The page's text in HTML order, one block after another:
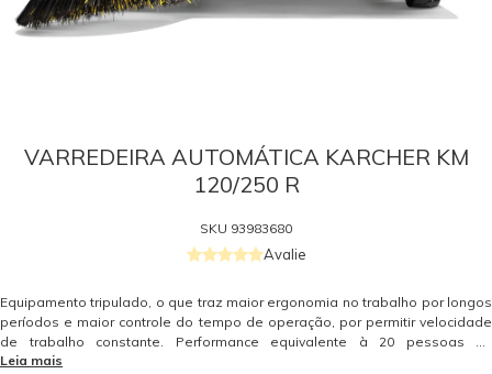
VARREDEIRA AUTOMÁTICA KARCHER KM
120/250 R
SKU 93983680
Avalie
Equipamento tripulado, o que traz maior ergonomia no trabalho por longos
períodos e maior controle do tempo de operação, por permitir velocidade
de trabalho constante. Performance equivalente à 20 pessoas na
operação. Por se tratar de uma operação mecanizada, o resultado da
Leia mais